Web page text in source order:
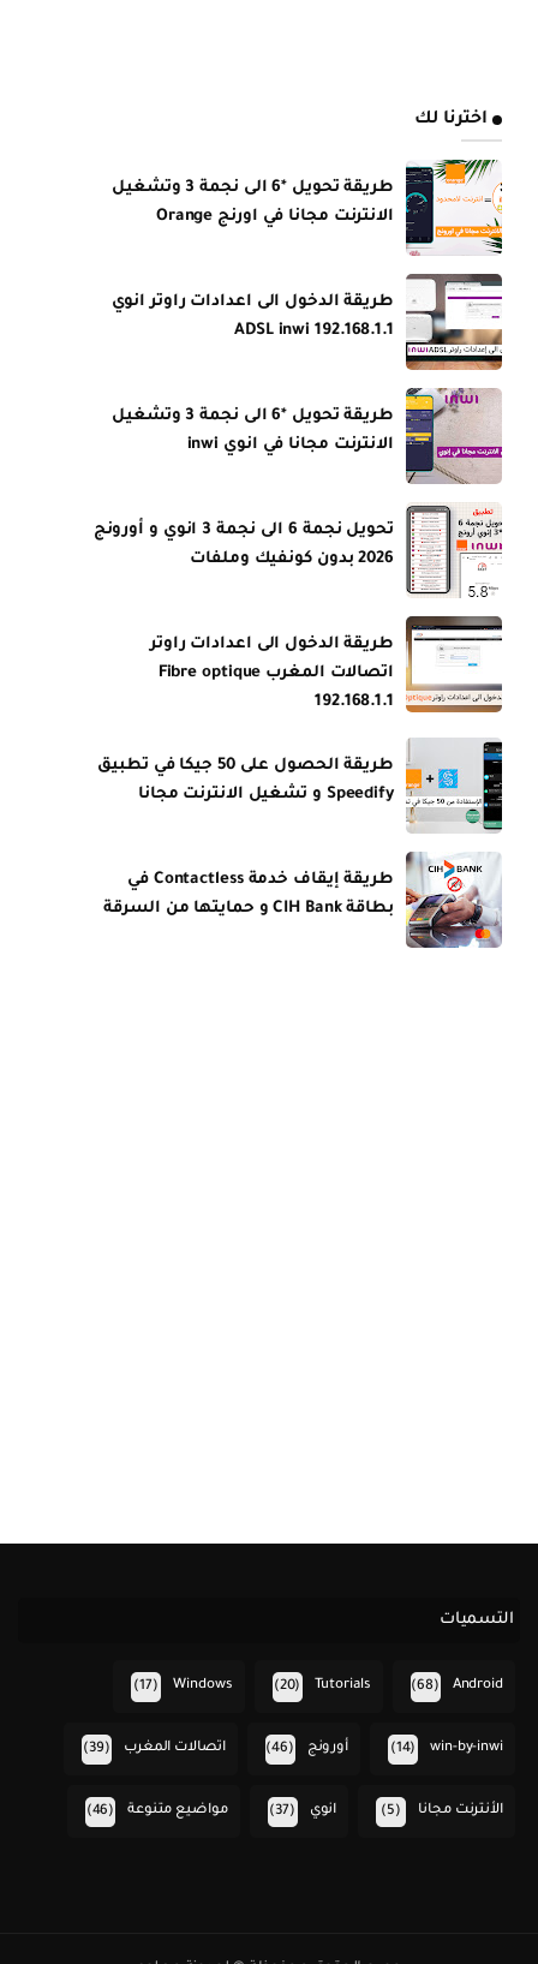
اخترنا لك
طريقة تحويل *6 الى نجمة 3 وتشغيل
الانترنت مجانا في اورنج Orange
طريقة الدخول الى اعدادات راوتر انوي
ADSL inwi 192.168.1.1
طريقة تحويل *6 الى نجمة 3 وتشغيل
الانترنت مجانا في انوي inwi
تحويل نجمة 6 الى نجمة 3 انوي و أورونج
2026 بدون كونفيك وملفات
طريقة الدخول الى اعدادات راوتر
اتصالات المغرب Fibre optique
192.168.1.1
طريقة الحصول على 50 جيكا في تطبيق
Speedify و تشغيل الانترنت مجانا
طريقة إيقاف خدمة Contactless في
بطاقة CIH Bank و حمايتها من السرقة
التسميات
Android
(68)
Tutorials
(20)
Windows
(17)
win-by-inwi
(14) أورونج (46) اتصالات المغرب (39)
الأنترنت مجانا (5) انوي (37) مواضيع متنوعة (46)